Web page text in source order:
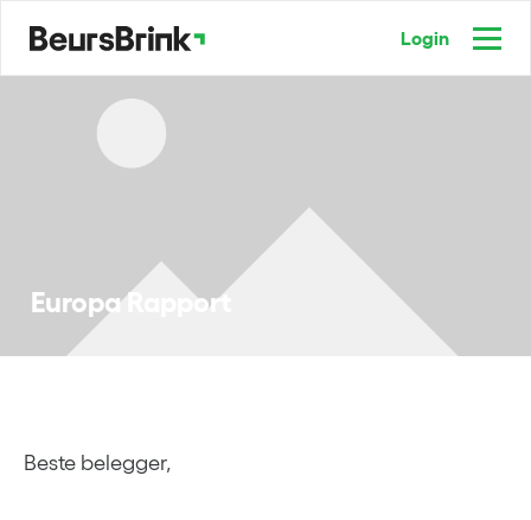
Login
Europa Rapport
Beste belegger,